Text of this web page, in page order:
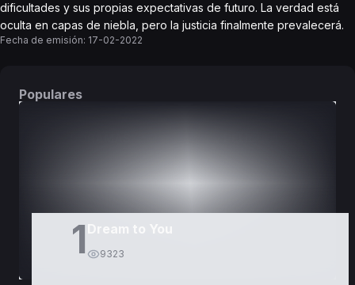
dificultades y sus propias expectativas de futuro. La verdad está
oculta en capas de niebla, pero la justicia finalmente prevalecerá.
Fecha de emisión: 17-02-2022
Populares
1 Dream to You
9323